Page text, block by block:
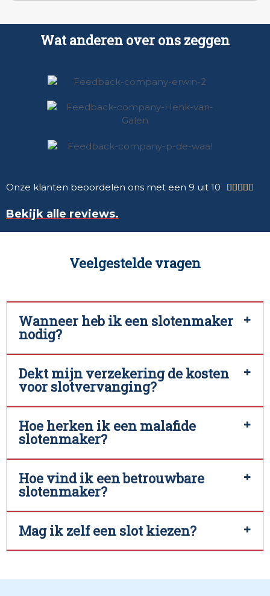
Wat anderen over ons zeggen
Onze klanten beoordelen ons met een 9 uit 10     
Bekijk alle reviews.
Veelgestelde vragen
Wanneer heb ik een slotenmaker
nodig?
Dekt mijn verzekering de kosten
voor slotvervanging?
Hoe herken ik een malafide
slotenmaker?
Hoe vind ik een betrouwbare
slotenmaker?
Mag ik zelf een slot kiezen?